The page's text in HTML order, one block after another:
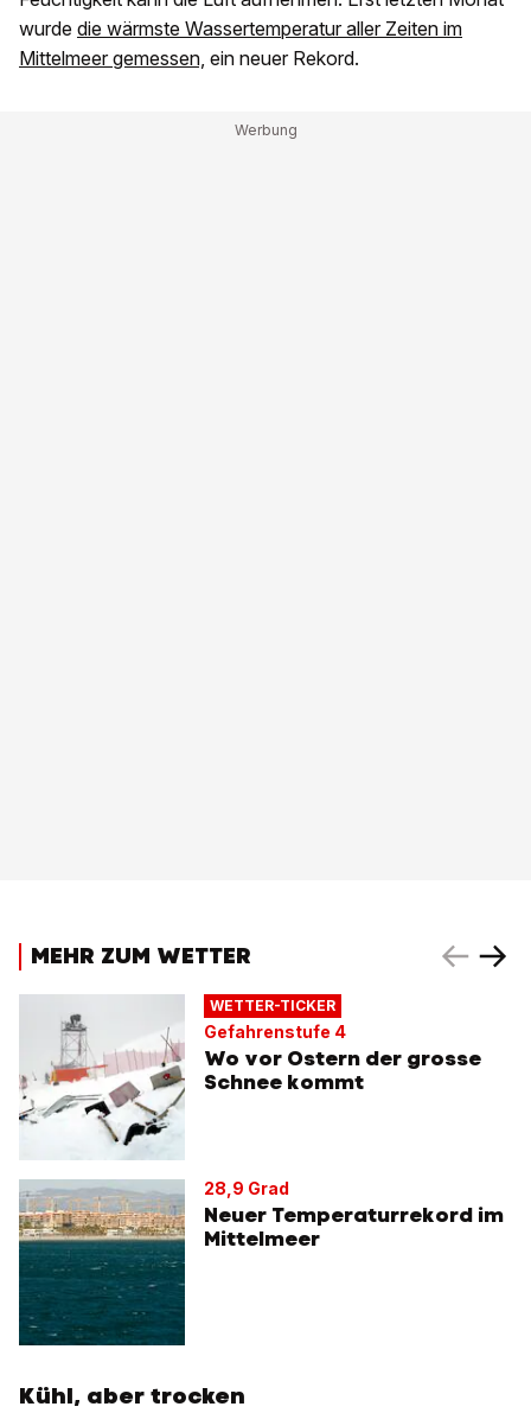
wurde die wärmste Wassertemperatur aller Zeiten im
Mittelmeer gemessen, ein neuer Rekord.
MEHR ZUM WETTER
WETTER-TICKER
Gefahrenstufe 4
Wo vor Ostern der grosse
Schnee kommt
28,9 Grad
Neuer Temperaturrekord im
Mittelmeer
Kühl, aber trocken